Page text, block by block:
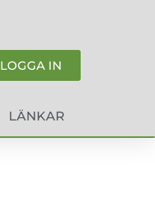
LOGGA IN
LÄNKAR